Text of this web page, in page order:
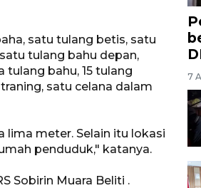
satu tulang betis, satu
tulang bahu depan,
bahu, 15 tulang
satu celana dalam
lima meter. Selain itu lokasi
penduduk," katanya.
Sobirin Muara Beliti .
7